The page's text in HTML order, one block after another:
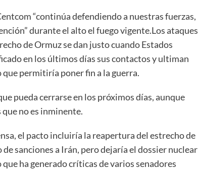
“continúa defendiendo a nuestras fuerzas,
durante el alto el fuego vigente.Los ataques
de Ormuz se dan justo cuando Estados
en los últimos días sus contactos y ultiman
que permitiría poner fin a la guerra.
pueda cerrarse en los próximos días, aunque
no es inminente.
el pacto incluiría la reapertura del estrecho de
sanciones a Irán, pero dejaría el dossier nuclear
ha generado críticas de varios senadores